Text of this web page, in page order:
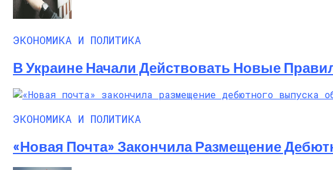
ЭКОНОМИКА И ПОЛИТИКА
В Украине Начали Действовать Новые
ЭКОНОМИКА И ПОЛИТИКА
«Новая Почта» Закончила Размещение